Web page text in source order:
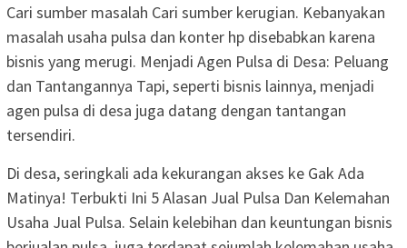
Cari sumber masalah Cari sumber kerugian. Kebanyakan
masalah usaha pulsa dan konter hp disebabkan karena
bisnis yang merugi. Menjadi Agen Pulsa di Desa: Peluang
dan Tantangannya Tapi, seperti bisnis lainnya, menjadi
agen pulsa di desa juga datang dengan tantangan
tersendiri.
Di desa, seringkali ada kekurangan akses ke Gak Ada
Matinya! Terbukti Ini 5 Alasan Jual Pulsa Dan Kelemahan
Usaha Jual Pulsa. Selain kelebihan dan keuntungan bisnis